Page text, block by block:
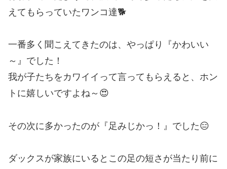
えてもらっていたワンコ達🐕
一番多く聞こえてきたのは、やっぱり『かわいい
～』でした！
我が子たちをカワイイって言ってもらえると、ホン
トに嬉しいですよね～😍
その次に多かったのが『足みじかっ！』でした😑
ダックスが家族にいるとこの足の短さが当たり前に